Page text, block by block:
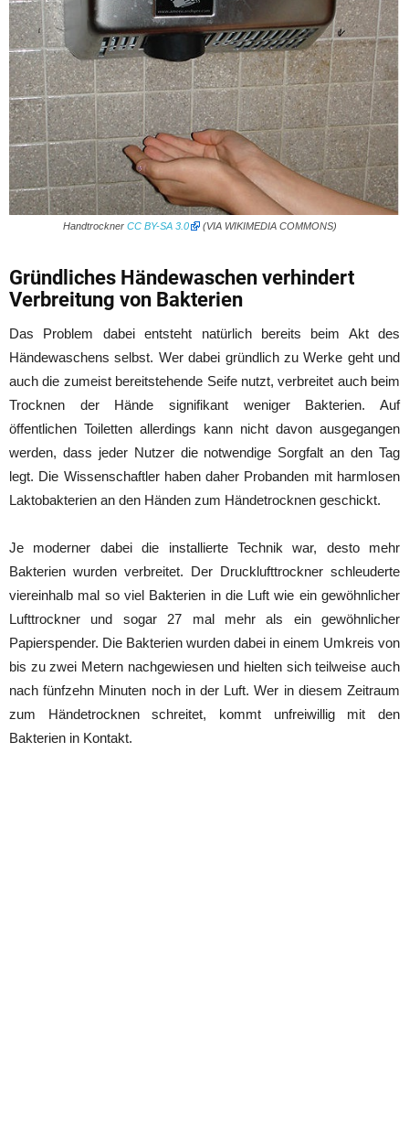
Handtrockner CC BY-SA 3.0 (VIA WIKIMEDIA COMMONS)
Gründliches Händewaschen verhindert
Verbreitung von Bakterien
Das Problem dabei entsteht natürlich bereits beim Akt des
Händewaschens selbst. Wer dabei gründlich zu Werke geht und
auch die zumeist bereitstehende Seife nutzt, verbreitet auch beim
Trocknen der Hände signifikant weniger Bakterien. Auf
öffentlichen Toiletten allerdings kann nicht davon ausgegangen
werden, dass jeder Nutzer die notwendige Sorgfalt an den Tag
legt. Die Wissenschaftler haben daher Probanden mit harmlosen
Laktobakterien an den Händen zum Händetrocknen geschickt.
Je moderner dabei die installierte Technik war, desto mehr
Bakterien wurden verbreitet. Der Drucklufttrockner schleuderte
viereinhalb mal so viel Bakterien in die Luft wie ein gewöhnlicher
Lufttrockner und sogar 27 mal mehr als ein gewöhnlicher
Papierspender. Die Bakterien wurden dabei in einem Umkreis von
bis zu zwei Metern nachgewiesen und hielten sich teilweise auch
nach fünfzehn Minuten noch in der Luft. Wer in diesem Zeitraum
zum Händetrocknen schreitet, kommt unfreiwillig mit den
Bakterien in Kontakt.